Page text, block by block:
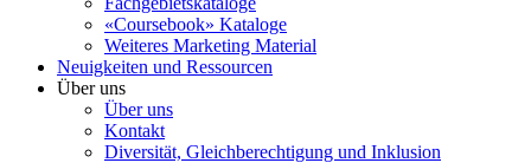
«Coursebook» Kataloge
Weiteres Marketing Material
Neuigkeiten und Ressourcen
Über uns
Über uns
Kontakt
Diversität, Gleichberechtigung und Inklusion